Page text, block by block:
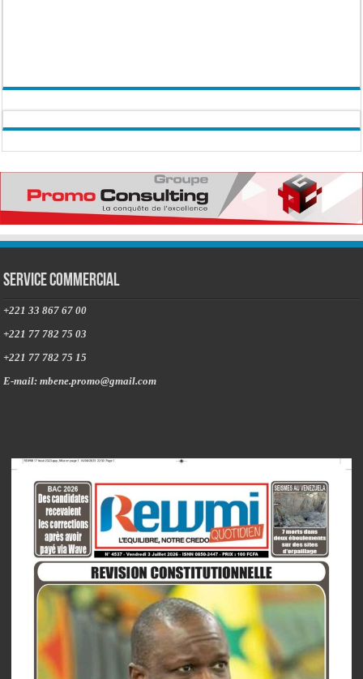
Service commercial
+221 33 867 67 00
+221 77 782 75 03
+221 77 782 75 15
E-mail: mbene.promo@gmail.com